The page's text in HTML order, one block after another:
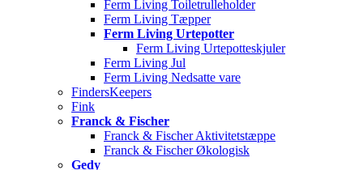
Ferm Living Toiletrulleholder
Ferm Living Tæpper
Ferm Living Urtepotter
Ferm Living Urtepotteskjuler
Ferm Living Jul
Ferm Living Nedsatte vare
FindersKeepers
Fink
Franck & Fischer
Franck & Fischer Aktivitetstæppe
Franck & Fischer Økologisk
Gedy